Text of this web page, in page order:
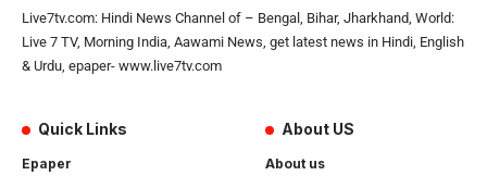
Live7tv.com: Hindi News Channel of – Bengal, Bihar, Jharkhand, World:
Live 7 TV, Morning India, Aawami News, get latest news in Hindi, English
& Urdu, epaper- www.live7tv.com
Quick Links
Epaper
About US
About us